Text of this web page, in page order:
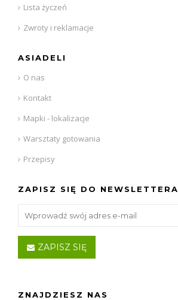
Lista życzeń
Zwroty i reklamacje
ASIADELI
O nas
Kontakt
Mapki - lokalizacje
Warsztaty gotowania
Przepisy
ZAPISZ SIĘ DO NEWSLETTERA
ZAPISZ SIĘ
ZNAJDZIESZ NAS